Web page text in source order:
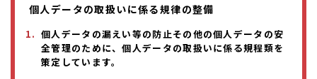
個人データの取扱いに係る規律の整備
個人データの漏えい等の防止その他の個人データの安
全管理のために、個人データの取扱いに係る規程類を
策定しています。